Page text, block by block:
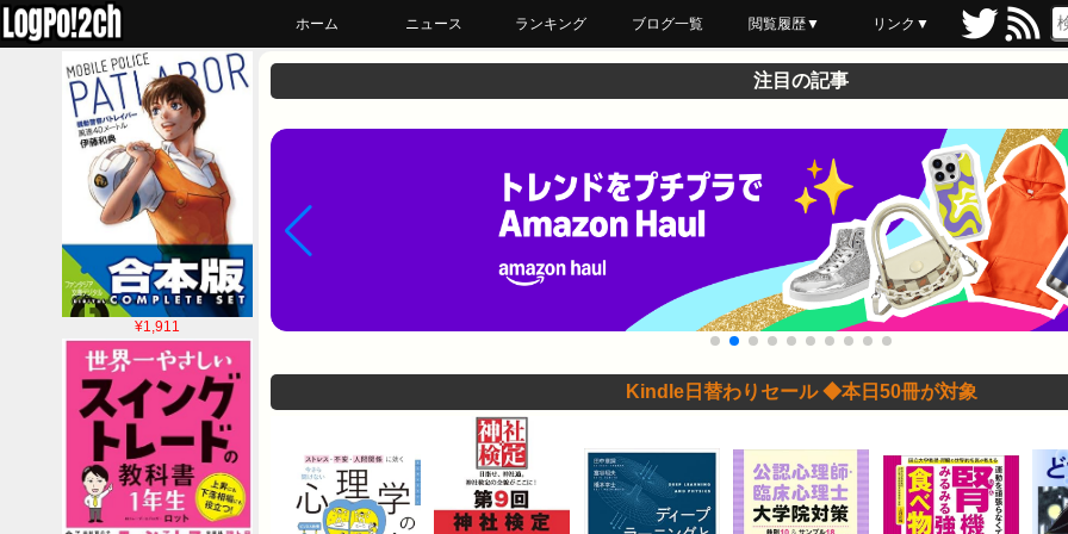
ホーム ニュース ランキング ブログ一覧 閲覧履歴▼
最近読んだ
あとで読む
ブックマーク
リンク▼
¥1,911
注目の記事
Kindle日替わりセール ◆本日50冊が対象